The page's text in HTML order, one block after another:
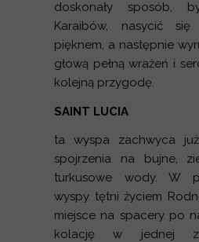
doskonały sposób,
Karaibów, nasycić
pięknem, a następnie
głową pełną wrażeń i
kolejną przygodę.
SAINT LUCIA
ta wyspa zachwyca
spojrzenia na bujne,
turkusowe wody. W
wyspy tętni życiem
miejsce na spacery po
kolację w jednej z